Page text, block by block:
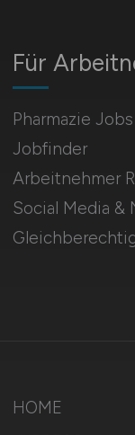
Für
Pharmazie
Jobfinder
Arbeitnehmer
Social Media &
HOME